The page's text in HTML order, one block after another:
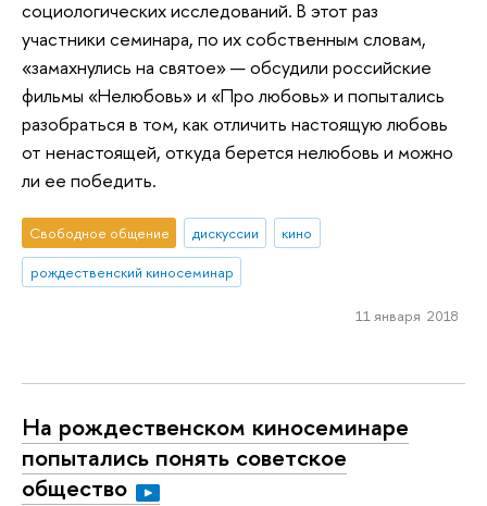
социологических исследований. В этот раз
участники семинара, по их собственным словам,
«замахнулись на святое» — обсудили российские
фильмы «Нелюбовь» и «Про любовь» и попытались
разобраться в том, как отличить настоящую любовь
от ненастоящей, откуда берется нелюбовь и можно
ли ее победить.
Свободное общение дискуссии
кино
рождественский киносеминар
11 января 2018
На рождественском киносеминаре
попытались понять советское
общество